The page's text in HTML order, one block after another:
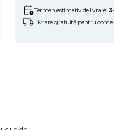
Termen estimativ de livrare:
Livrare gratuită pentru